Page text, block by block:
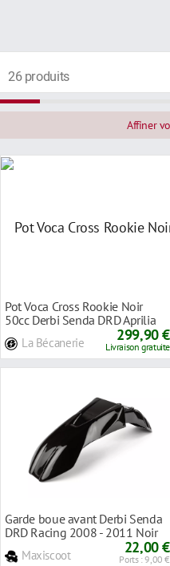
26 produits
Affiner
Pot Voca Cross Rookie Noir
50cc Derbi Senda DRD Aprilia
La Bécanerie 299,90 €
Livraison gratuite
Garde boue avant Derbi Senda
DRD Racing 2008 - 2011 Noir
Maxiscoot 22,00 €
Ports : 9,00 €